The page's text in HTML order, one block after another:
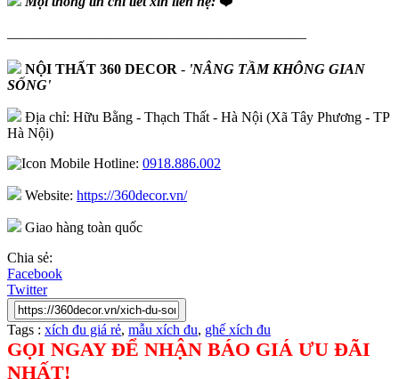
—————————————————————
NỘI THẤT 360 DECOR - 'NÂNG TẦM KHÔNG GIAN
SỐNG'
Địa chỉ: Hữu Bằng - Thạch Thất - Hà Nội (Xã Tây Phương - TP
Hà Nội)
Hotline: 0918.886.002
Website: https://360decor.vn/
Giao hàng toàn quốc
Chia sẻ:
Facebook
Twitter
Tags : xích đu giá rẻ, mẫu xích đu, ghế xích đu
GỌI NGAY ĐỂ NHẬN BÁO GIÁ ƯU ĐÃI
NHẤT!